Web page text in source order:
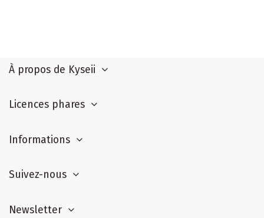
À propos de Kyseii
Licences phares
Informations
Suivez-nous
Newsletter